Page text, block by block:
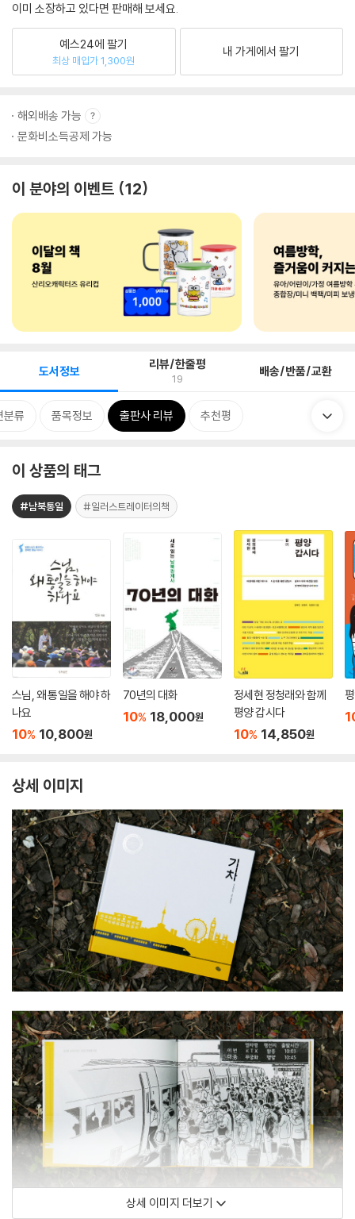
이미 소장하고 있다면 판매해 보세요.
예스24에 팔기
최상 매입가 1,300원
내 가게에서 팔기
해외배송 가능
문화비소득공제 가능
이 분야의 이벤트 12
도서정보 리뷰/한줄평
19 배송/반품/교환
분류 품목정보 출판사 리뷰 추천평
이 상품의 태그
#남북통일 #일러스트레이터의책
스님, 왜 통일을 해야 하
나요
10% 10,800원
70년의 대화
10% 18,000원
정세현 정청래와 함께
평양 갑시다
10% 14,850원
상세 이미지
상세 이미지 더보기